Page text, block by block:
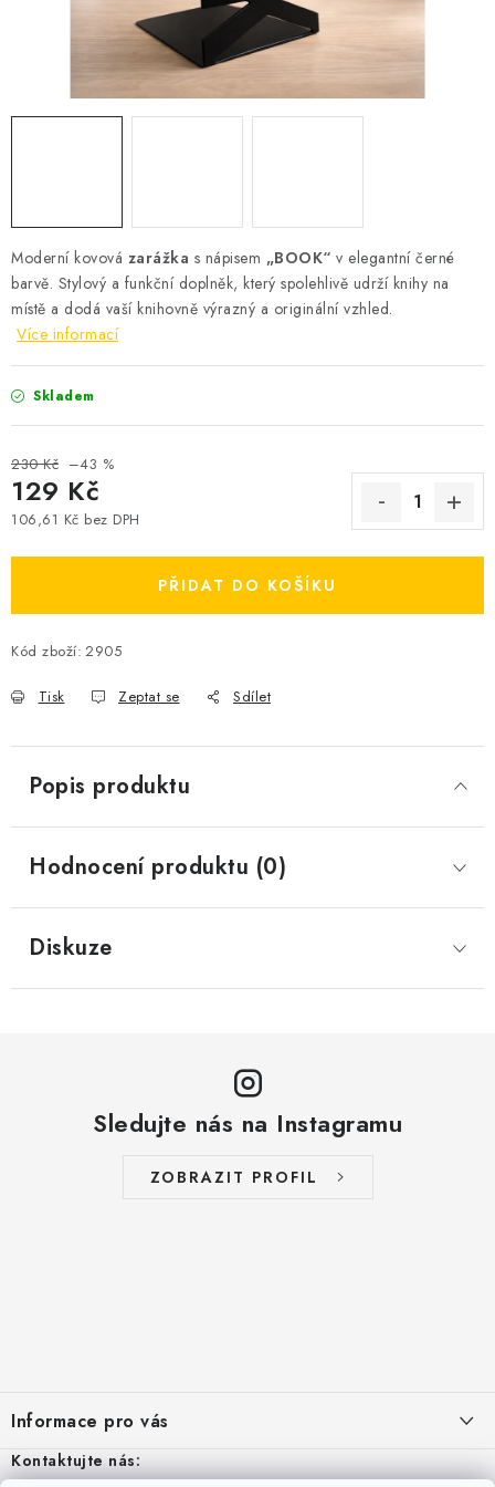
Podmínky vrácení peněz
Nepřebraná dobírka
Moderní kovová zarážka s nápisem „BOOK“ v elegantní černé
barvě. Stylový a funkční doplněk, který spolehlivě udrží knihy na
místě a dodá vaší knihovně výrazný a originální vzhled.
Více informací
Skladem
230 Kč –43 %
129 Kč
106,61 Kč bez DPH
PŘIDAT DO KOŠÍKU
Kód zboží: 2905
Tisk Zeptat se Sdílet
Popis produktu
Hodnocení produktu (0)
Diskuze
Sledujte nás na Instagramu
ZOBRAZIT PROFIL
p
a
Informace pro vás
Aktuality
Kontaktujte nás: